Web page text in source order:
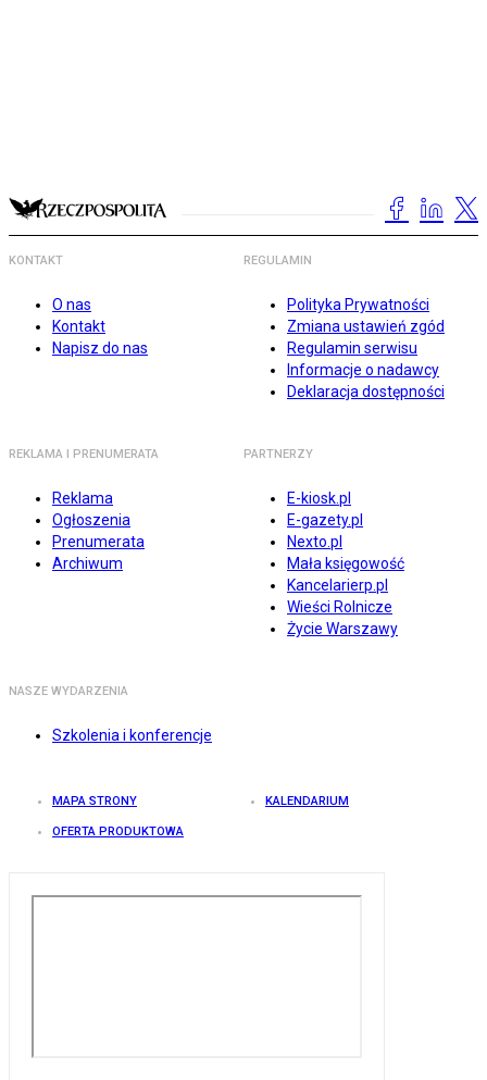
KONTAKT
O nas
Kontakt
Napisz do nas
REGULAMIN
Polityka Prywatności
Zmiana ustawień zgód
Regulamin serwisu
Informacje o nadawcy
Deklaracja dostępności
REKLAMA I PRENUMERATA
Reklama
Ogłoszenia
Prenumerata
Archiwum
PARTNERZY
E-kiosk.pl
E-gazety.pl
Nexto.pl
Mała księgowość
Kancelarierp.pl
Wieści Rolnicze
Życie Warszawy
NASZE WYDARZENIA
Szkolenia i konferencje
MAPA STRONY KALENDARIUM
OFERTA PRODUKTOWA